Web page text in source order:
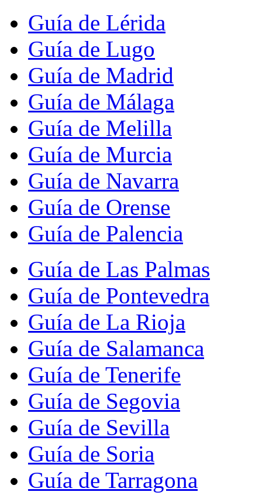
Guía de Lérida
Guía de Lugo
Guía de Madrid
Guía de Málaga
Guía de Melilla
Guía de Murcia
Guía de Navarra
Guía de Orense
Guía de Palencia
Guía de Las Palmas
Guía de Pontevedra
Guía de La Rioja
Guía de Salamanca
Guía de Tenerife
Guía de Segovia
Guía de Sevilla
Guía de Soria
Guía de Tarragona